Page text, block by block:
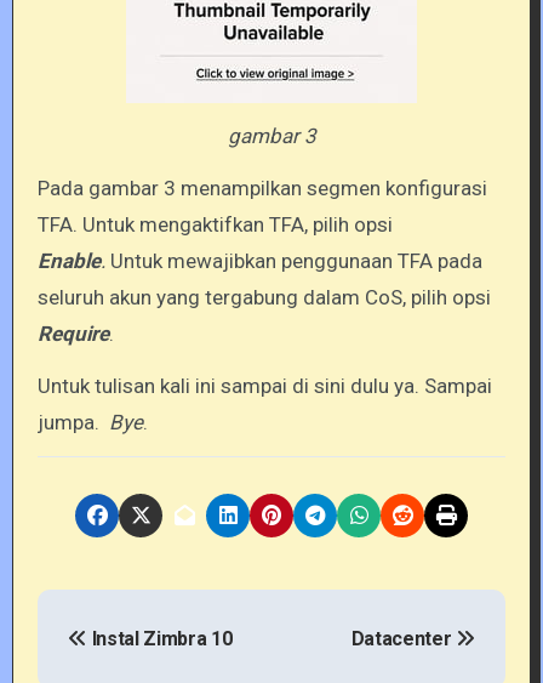
gambar 3
Pada gambar 3 menampilkan segmen konfigurasi
TFA. Untuk mengaktifkan TFA, pilih opsi
Enable. Untuk mewajibkan penggunaan TFA pada
seluruh akun yang tergabung dalam CoS, pilih opsi
Require.
Untuk tulisan kali ini sampai di sini dulu ya. Sampai
jumpa. Bye.
P
Instal Zimbra 10 Datacenter